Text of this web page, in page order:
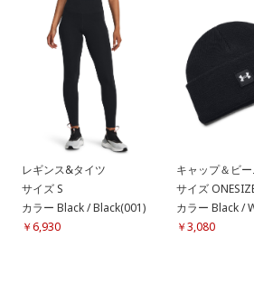
レギンス&タイツ
サイズ S
カラー Black / Black(001)
￥6,930
キャップ＆ビ
サイズ
カラー Black /
￥3,080